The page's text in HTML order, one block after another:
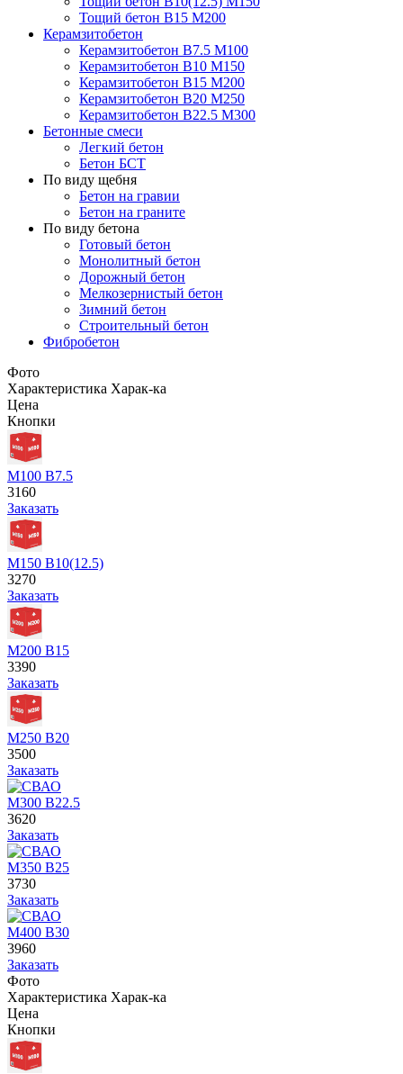
Тощий бетон В15 М200
Керамзитобетон
Керамзитобетон В7.5 М100
Керамзитобетон В10 М150
Керамзитобетон В15 М200
Керамзитобетон В20 М250
Керамзитобетон В22.5 М300
Бетонные смеси
Легкий бетон
Бетон БСТ
По виду щебня
Бетон на гравии
Бетон на граните
По виду бетона
Готовый бетон
Монолитный бетон
Дорожный бетон
Мелкозернистый бетон
Зимний бетон
Строительный бетон
Фибробетон
Фото
Характеристика Харак-ка
Цена
Кнопки
М100 В7.5
3160
Заказать
М150 В10(12.5)
3270
Заказать
М200 В15
3390
Заказать
М250 В20
3500
Заказать
М300 В22.5
3620
Заказать
М350 В25
3730
Заказать
М400 В30
3960
Заказать
Фото
Характеристика Харак-ка
Цена
Кнопки